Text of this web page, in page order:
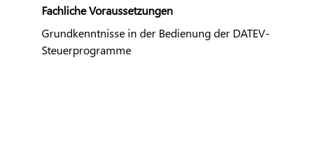
Fachliche Voraussetzungen
Grundkenntnisse in der Bedienung der DATEV-
Steuerprogramme